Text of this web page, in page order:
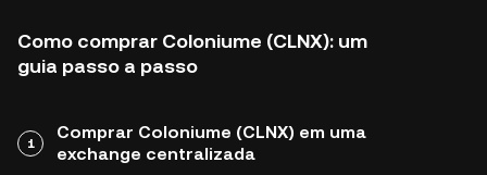
Como comprar Coloniume (CLNX): um
guia passo a passo
1
Comprar Coloniume (CLNX) em uma
exchange centralizada